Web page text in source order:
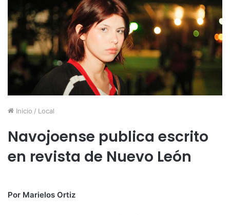
Inicio / Local
Navojoense publica escrito
en revista de Nuevo León
Por Marielos Ortiz